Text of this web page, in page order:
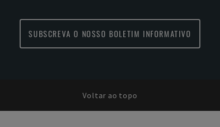
SUBSCREVA O NOSSO BOLETIM INFORMATIVO
Voltar ao topo